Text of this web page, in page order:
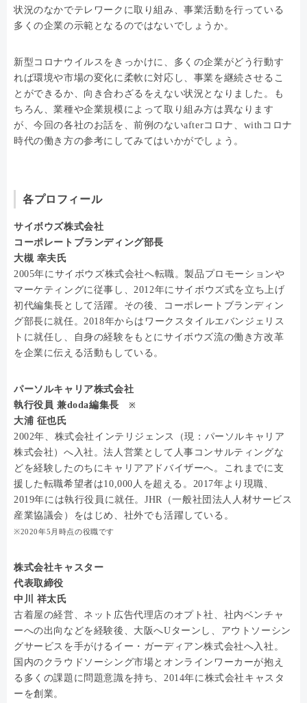
状況のなかでテレワークに取り組み、事業活動を行っている
多くの企業の示範となるのではないでしょうか。
新型コロナウイルスをきっかけに、多くの企業がどう行動す
れば環境や市場の変化に柔軟に対応し、事業を継続させるこ
とができるか、向き合わざるをえない状況となりました。も
ちろん、業種や企業規模によって取り組み方は異なります
が、今回の各社のお話を、前例のないafterコロナ、withコロナ
時代の働き方の参考にしてみてはいかがでしょう。
各プロフィール
サイボウズ株式会社
コーポレートブランディング部長
大槻 幸夫氏
2005年にサイボウズ株式会社へ転職。製品プロモーションや
マーケティングに従事し、2012年にサイボウズ式を立ち上げ
初代編集長として活躍。その後、コーポレートブランディン
グ部長に就任。2018年からはワークスタイルエバンジェリス
トに就任し、自身の経験をもとにサイボウズ流の働き方改革
を企業に伝える活動もしている。
パーソルキャリア株式会社
執行役員 兼doda編集長※
大浦 征也氏
2002年、株式会社インテリジェンス（現：パーソルキャリア
株式会社）へ入社。法人営業として人事コンサルティングな
どを経験したのちにキャリアアドバイザーへ。これまでに支
援した転職希望者は10,000人を超える。2017年より現職、
2019年には執行役員に就任。JHR（一般社団法人人材サービス
産業協議会）をはじめ、社外でも活躍している。
※2020年5月時点の役職です
株式会社キャスター
代表取締役
中川 祥太氏
古着屋の経営、ネット広告代理店のオプト社、社内ベンチャ
ーへの出向などを経験後、大阪へUターンし、アウトソーシン
グサービスを手がけるイー・ガーディアン株式会社へ入社。
国内のクラウドソーシング市場とオンラインワーカーが抱え
る多くの課題に問題意識を持ち、2014年に株式会社キャスタ
ーを創業。